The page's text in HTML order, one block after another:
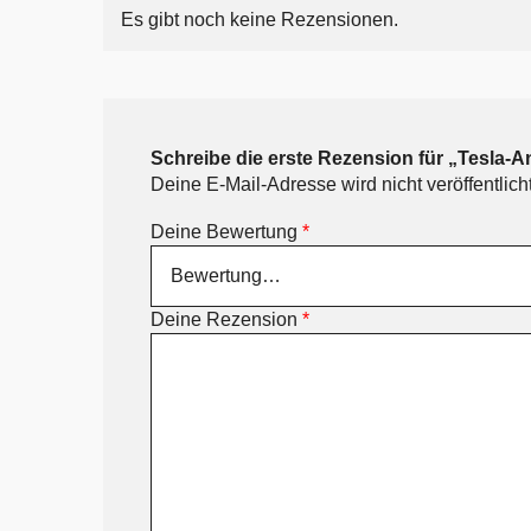
Es gibt noch keine Rezensionen.
Schreibe die erste Rezension für „Tesla-
Deine E-Mail-Adresse wird nicht
Deine Bewertung *
Deine Rezension *